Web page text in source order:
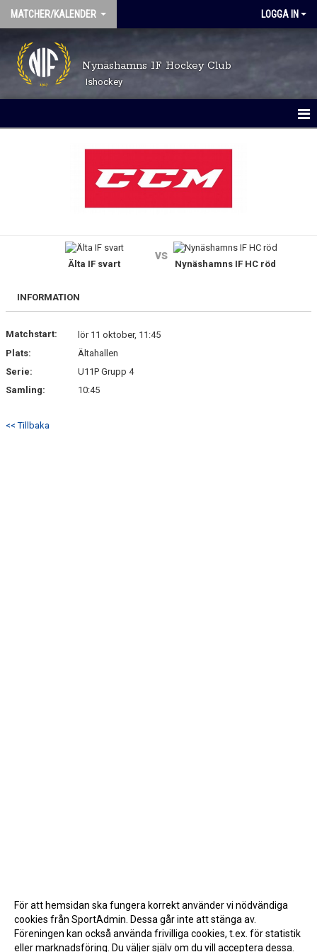
MATCHER/KALENDER LOGGA IN
Nynäshamns IF Hockey Club
Ishockey
Älta IF svart
vs
Nynäshamns IF HC röd
INFORMATION
Matchstart:
lör 11 oktober, 11:45
Plats:
Ältahallen
Serie:
U11P Grupp 4
Samling:
10:45
<< Tillbaka
För att hemsidan ska fungera korrekt använder vi nödvändiga
cookies från SportAdmin. Dessa går inte att stänga av.
Föreningen kan också använda frivilliga cookies, t.ex. för statistik
eller marknadsföring. Du väljer själv om du vill acceptera dessa.